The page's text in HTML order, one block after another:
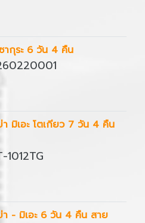
กุระ 6 วัน 4 คืน
มิเอะ โตเกียว 7 วัน 4 คืน
1012TG
- มิเอะ 6 วัน 4 คืน สาย